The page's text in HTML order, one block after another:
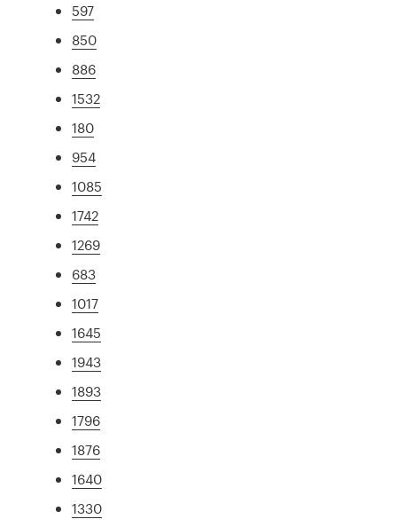
597
850
886
1532
180
954
1085
1742
1269
683
1017
1645
1943
1893
1796
1876
1640
1330